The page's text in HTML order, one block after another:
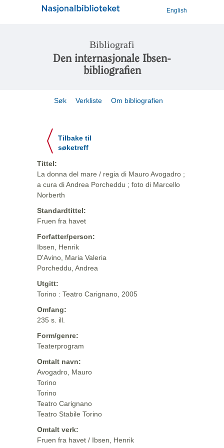
English
Bibliografi
Den internasjonale Ibsen-
bibliografien
Søk Verkliste Om bibliografien
Tilbake til
søketreff
Tittel:
La donna del mare / regia di Mauro Avogadro ;
a cura di Andrea Porcheddu ; foto di Marcello
Norberth
Standardtittel:
Fruen fra havet
Forfatter/person:
Ibsen, Henrik
D'Avino, Maria Valeria
Porcheddu, Andrea
Utgitt:
Torino : Teatro Carignano, 2005
Omfang:
235 s. ill.
Form/genre:
Teaterprogram
Omtalt navn:
Avogadro, Mauro
Torino
Torino
Teatro Carignano
Teatro Stabile Torino
Omtalt verk:
Fruen fra havet / Ibsen, Henrik